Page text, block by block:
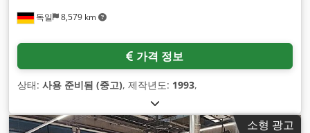
독일 8,579 km
가격 정보
상태: 사용 준비됨 (중고), 제작년도: 1993,
소형 광고